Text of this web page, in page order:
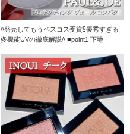
\\発売してもうベスコス受賞⁉︎優秀すぎる
多機能UVの徹底解説// ■point1 下地